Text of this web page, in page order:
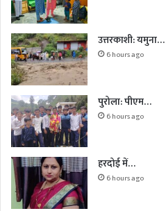
उत्तरकाशी: यमुना…
6 hours ago
पुरोला: पीएम…
6 hours ago
हरदोई में…
6 hours ago